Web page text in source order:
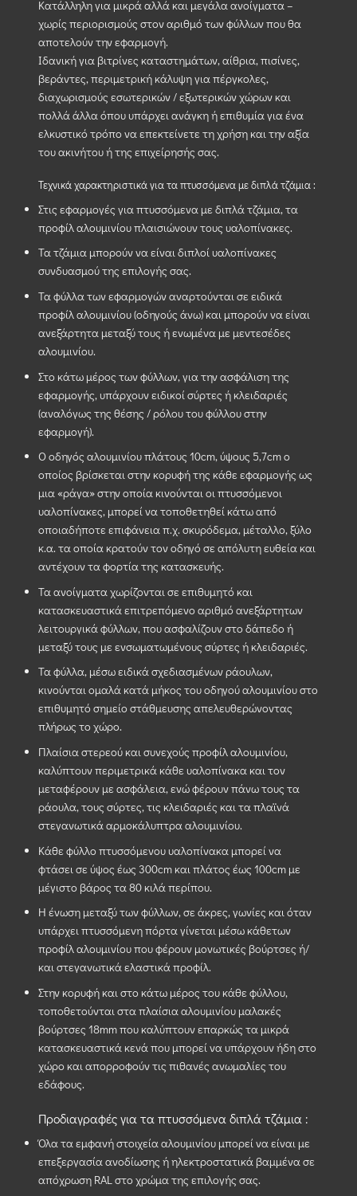
Κατάλληλη για μικρά αλλά και μεγάλα ανοίγματα –
χωρίς περιορισμούς στον αριθμό των φύλλων που θα
αποτελούν την εφαρμογή.
Ιδανική για βιτρίνες καταστημάτων, αίθρια, πισίνες,
βεράντες, περιμετρική κάλυψη για πέργκολες,
διαχωρισμούς εσωτερικών / εξωτερικών χώρων και
πολλά άλλα όπου υπάρχει ανάγκη ή επιθυμία για ένα
ελκυστικό τρόπο να επεκτείνετε τη χρήση και την αξία
του ακινήτου ή της επιχείρησής σας.
Τεχνικά χαρακτηριστικά για τα πτυσσόμενα με διπλά τζάμια :
Στις εφαρμογές για πτυσσόμενα με διπλά τζάμια, τα
προφίλ αλουμινίου πλαισιώνουν τους υαλοπίνακες.
Τα τζάμια μπορούν να είναι διπλοί υαλοπίνακες
συνδυασμού της επιλογής σας.
Τα φύλλα των εφαρμογών αναρτούνται σε ειδικά
προφίλ αλουμινίου (οδηγούς άνω) και μπορούν να είναι
ανεξάρτητα μεταξύ τους ή ενωμένα με μεντεσέδες
αλουμινίου.
Στο κάτω μέρος των φύλλων, για την ασφάλιση της
εφαρμογής, υπάρχουν ειδικοί σύρτες ή κλειδαριές
(αναλόγως της θέσης / ρόλου του φύλλου στην
εφαρμογή).
Ο οδηγός αλουμινίου πλάτους 10cm, ύψους 5,7cm ο
οποίος βρίσκεται στην κορυφή της κάθε εφαρμογής ως
μια «ράγα» στην οποία κινούνται οι πτυσσόμενοι
υαλοπίνακες, μπορεί να τοποθετηθεί κάτω από
οποιαδήποτε επιφάνεια π.χ. σκυρόδεμα, μέταλλο, ξύλο
κ.α. τα οποία κρατούν τον οδηγό σε απόλυτη ευθεία και
αντέχουν τα φορτία της κατασκευής.
Τα ανοίγματα χωρίζονται σε επιθυμητό και
κατασκευαστικά επιτρεπόμενο αριθμό ανεξάρτητων
λειτουργικά φύλλων, που ασφαλίζουν στο δάπεδο ή
μεταξύ τους με ενσωματωμένους σύρτες ή κλειδαριές.
Τα φύλλα, μέσω ειδικά σχεδιασμένων ράουλων,
κινούνται ομαλά κατά μήκος του οδηγού αλουμινίου στο
επιθυμητό σημείο στάθμευσης απελευθερώνοντας
πλήρως το χώρο.
Πλαίσια στερεού και συνεχούς προφίλ αλουμινίου,
καλύπτουν περιμετρικά κάθε υαλοπίνακα και τον
μεταφέρουν με ασφάλεια, ενώ φέρουν πάνω τους τα
ράουλα, τους σύρτες, τις κλειδαριές και τα πλαϊνά
στεγανωτικά αρμοκάλυπτρα αλουμινίου.
Κάθε φύλλο πτυσσόμενου υαλοπίνακα μπορεί να
φτάσει σε ύψος έως 300cm και πλάτος έως 100cm με
μέγιστο βάρος τα 80 κιλά περίπου.
Η ένωση μεταξύ των φύλλων, σε άκρες, γωνίες και όταν
υπάρχει πτυσσόμενη πόρτα γίνεται μέσω κάθετων
προφίλ αλουμινίου που φέρουν μονωτικές βούρτσες ή/
και στεγανωτικά ελαστικά προφίλ.
Στην κορυφή και στο κάτω μέρος του κάθε φύλλου,
τοποθετούνται στα πλαίσια αλουμινίου μαλακές
βούρτσες 18mm που καλύπτουν επαρκώς τα μικρά
κατασκευαστικά κενά που μπορεί να υπάρχουν ήδη στο
χώρο και απορροφούν τις πιθανές ανωμαλίες του
εδάφους.
Προδιαγραφές για τα πτυσσόμενα διπλά τζάμια :
Όλα τα εμφανή στοιχεία αλουμινίου μπορεί να είναι με
επεξεργασία ανοδίωσης ή ηλεκτροστατικά βαμμένα σε
απόχρωση RAL στο χρώμα της επιλογής σας.